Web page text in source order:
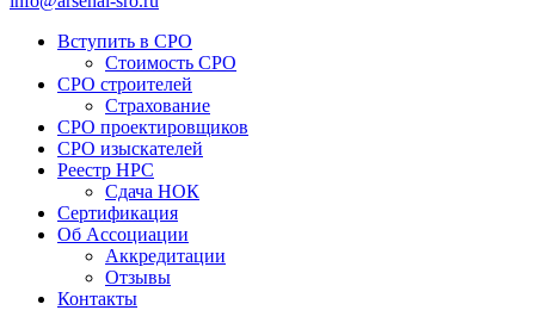
Вступить в СРО
Стоимость СРО
СРО строителей
Страхование
СРО проектировщиков
СРО изыскателей
Реестр НРС
Сдача НОК
Сертификация
Об Ассоциации
Аккредитации
Отзывы
Контакты